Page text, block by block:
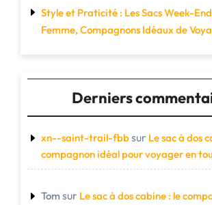
Style et Praticité : Les Sacs Week-
Femme, Compagnons Idéaux de
Derniers
xn--saint-trail-fbbsur Le sac à dos
compagnon idéal pour voyager en
Tom sur Le sac à dos cabine : le